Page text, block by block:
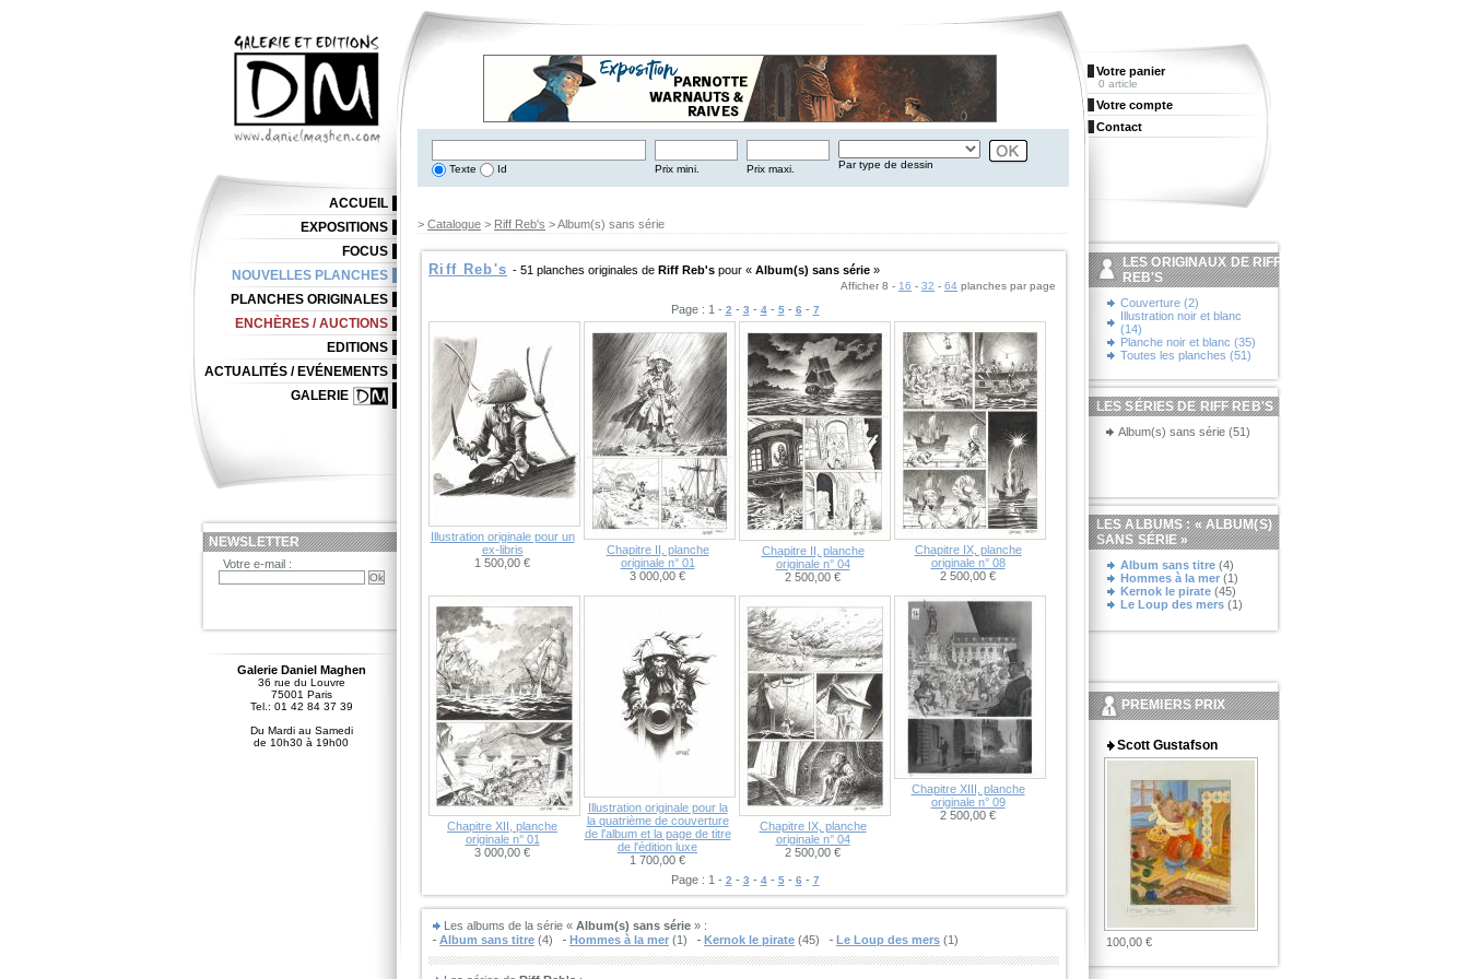
Texte Id Prix mini. Prix maxi. Par type de dessin
> Catalogue > Riff Reb's > Album(s) sans série
Riff Reb's - 51 planches originales deRiff Reb's pour «Album(s) sans série »
Afficher 8 - 16 - 32 - 64 planches par page
Page : 1 - 2 - 3 - 4- 5- 6 - 7
Illustration originale pour un
ex-libris
1 500,00 €
Chapitre II, planche
originale n° 01
3 000,00 €
Chapitre II, planche
originale n° 04
2 500,00 €
Chapitre IX, planche
originale n° 08
2 500,00 €
Chapitre XII, planche
originale n° 01
3 000,00 €
Illustration originale pour la
la quatrième de couverture
de l'album et la page de titre
de l'édition luxe
1 700,00 €
Chapitre IX, planche
originale n° 04
2 500,00 €
Chapitre XIII, planche
originale n° 09
2 500,00 €
Page : 1 - 2 - 3 - 4- 5- 6 - 7
Les albums de la série « Album(s) sans série » :
Album sans titre (4) Hommes à la mer (1) Kernok le pirate (45) Le Loup des mers (1)
ACCUEIL
EXPOSITIONS
FOCUS
NOUVELLES PLANCHES
PLANCHES ORIGINALES
ENCHÈRES / AUCTIONS
EDITIONS
ACTUALITÉS / EVÉNEMENTS
GALERIE
NEWSLETTER
Votre e-mail :
Galerie Daniel Maghen
36 rue du Louvre
75001 Paris
Tel.: 01 42 84 37 39
Du Mardi au Samedi
de 10h30 à 19h00
Votre panier
0 article
Votre compte
Contact
LES ORIGINAUX DE RIFF
REB'S
Couverture (2)
Illustration noir et blanc
(14)
Planche noir et blanc (35)
Toutes les planches (51)
LES SÉRIES DE RIFF REB'S
Album(s) sans série (51)
LES ALBUMS : «ALBUM(S)
SANS SÉRIE»
Album sans titre (4)
Hommes à la mer (1)
Kernok le pirate (45)
Le Loup des mers (1)
PREMIERS PRIX
Scott Gustafson
100,00 €